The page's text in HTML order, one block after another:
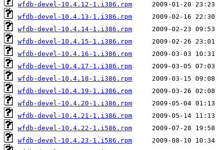
wfdb-devel-10.4.12-1.i386.rpm
wfdb-devel-10.4.13-1.i386.rpm
wfdb-devel-10.4.14-1.i386.rpm
wfdb-devel-10.4.15-1.i386.rpm
wfdb-devel-10.4.16-1.i386.rpm
wfdb-devel-10.4.17-1.i386.rpm
wfdb-devel-10.4.18-1.i386.rpm
wfdb-devel-10.4.19-1.i386.rpm
wfdb-devel-10.4.20-1.i386.rpm
wfdb-devel-10.4.21-1.i386.rpm
wfdb-devel-10.4.22-1.i586.rpm
wfdb-devel-10.4.23-1.i586.rpm